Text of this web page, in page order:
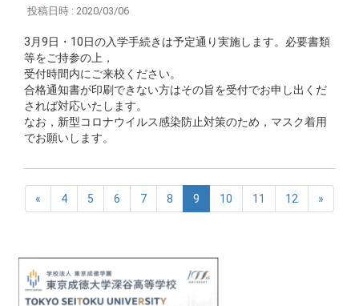
投稿日時 : 2020/03/06
3月9日・10日の入学手続きは予定通り実施します。必要書類
等をご持参の上，
受付時間内にご来校ください。
合格通知書が印刷できない方はその旨を受付でお申し出くだ
されば対応いたします。
なお，新型コロナウイルス感染防止対策のため，マスク着用
でお願いします。
« 4 5 6 7 8 9 10 11 12 »